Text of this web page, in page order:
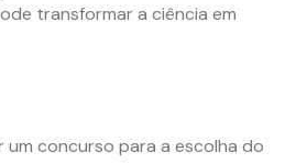
transformar a ciência em
um concurso para a escolha do